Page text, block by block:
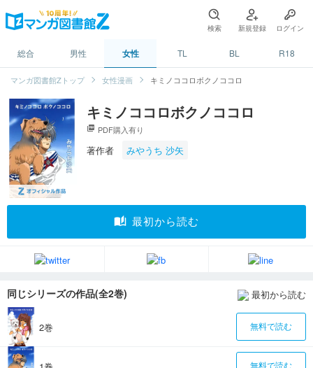
検索 新規登録 ログイン
総合 男性 女性 TL BL R18
マンガ図書館Zトップ 女性漫画 キミノココロボクノココロ
キミノココロボクノココロ
picture_as_pdf PDF購入有り
著作者 みやうち 沙矢
auto_stories 最初から読む
同じシリーズの作品(全2巻) 最初から読む
2巻 無料で読む